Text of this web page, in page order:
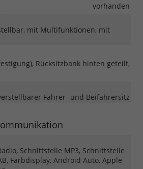
vorhanden
mit Multifunktionen, mit
Rücksitzbank hinten geteilt,
Fahrer- und Beifahrersitz
Schnittstelle MP3, Schnittstelle
Farbdisplay, Android Auto, Apple